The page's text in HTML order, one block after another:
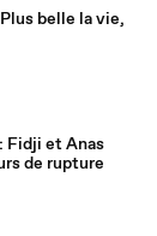
belle la vie,
Fidji et Anas
de rupture